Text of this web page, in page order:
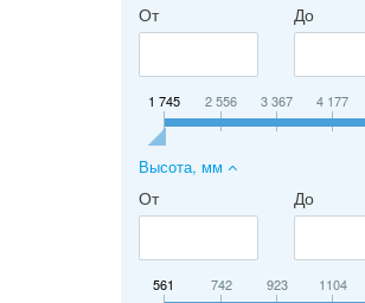
От До
1 745 2 556 3 367 4 177
Высота, мм
От До
561 742 923 1104